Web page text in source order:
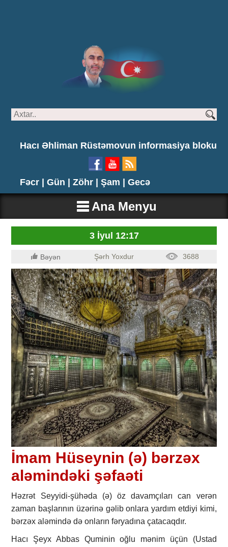
Hacı Əhliman Rüstəmovun informasiya bloku
Fəcr | Gün | Zöhr | Şam | Gecə
Ana Menyu
3 İyul 12:17
Bəyən Şərh Yoxdur 3688
İmam Hüseynin (ə) bərzəx
aləmindəki şəfaəti
Həzrət Seyyidi-şühəda (ə) öz davamçıları can verən
zaman başlarının üzərinə gəlib onlara yardım etdiyi kimi,
bərzəx aləmində də onların fəryadına çatacaqdır.
Hacı Şeyx Abbas Quminin oğlu mənim üçün (Ustad